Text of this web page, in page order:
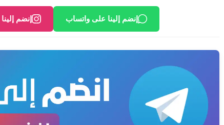
إنضم إنضم إلينا على واتساب